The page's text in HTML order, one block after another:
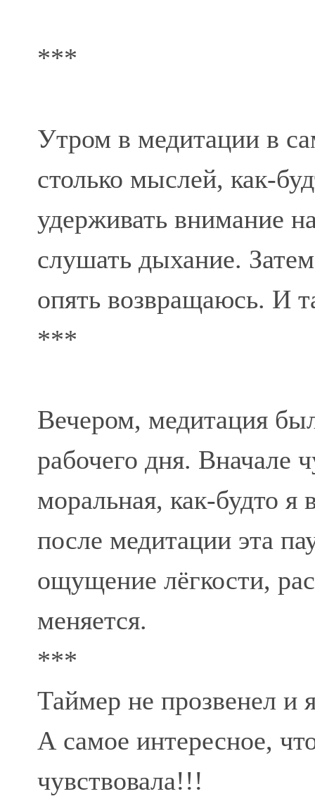
***
Утром в медитации в
столько мыслей, как-
удерживать внимание
слушать дыхание.
опять возвращаюсь. И
***
Вечером, медитация
рабочего дня. Вначале
моральная, как-будто я
после медитации эта
ощущение лёгкости,
меняется.
***
Таймер не прозвенел и
А самое интересное,
чувствовала!!!